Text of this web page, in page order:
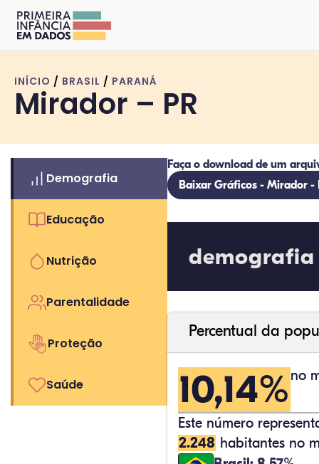
INÍCIO / BRASIL / PARANÁ
Mirador – PR
Demografia
Educação
Nutrição
Parentalidade
Proteção
Saúde
Faça o download de um
Baixar Gráficos - Mirador -
demografia
Percentual da
10,14% no
Este número
2.248 habitantes no